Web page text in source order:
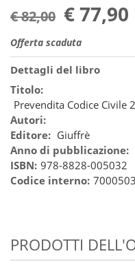
€ 82,00 € 77,90
Offerta scaduta
Dettagli del libro
Titolo:
Prevendita Codice Civile
Autori:
Editore: Giuffrè
Anno di pubblicazione:
ISBN: 978-8828-005032
Codice interno:
PRODOTTI